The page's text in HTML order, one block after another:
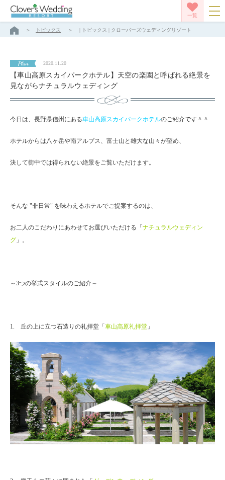
一覧
トピックス | トピックス | クローバーズウェディングリゾート
Plan 2020.11.20
【車山高原スカイパークホテル】天空の楽園と呼ばれる絶景を
見ながらナチュラルウェディング
今日は、長野県信州にある車山高原スカイパークホテルのご紹介です＾＾
ホテルからは八ヶ岳や南アルプス、富士山と雄大な山々が望め、
決して街中では得られない絶景をご覧いただけます。
そんな "非日常" を味わえるホテルでご提案するのは、
お二人のこだわりにあわせてお選びいただける「ナチュラルウェディン
グ 」。
～3つの挙式スタイルのご紹介～
1. 丘の上に立つ石造りの礼拝堂「車山高原礼拝堂 」